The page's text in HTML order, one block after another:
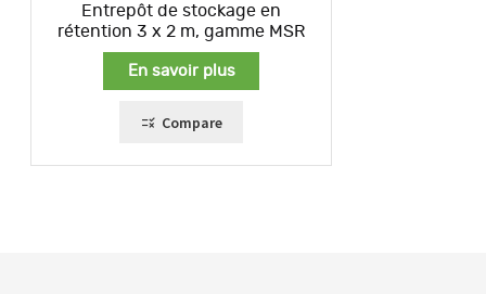
Entrepôt de stockage en
rétention 3 x 2 m, gamme MSR
En savoir plus
Compare